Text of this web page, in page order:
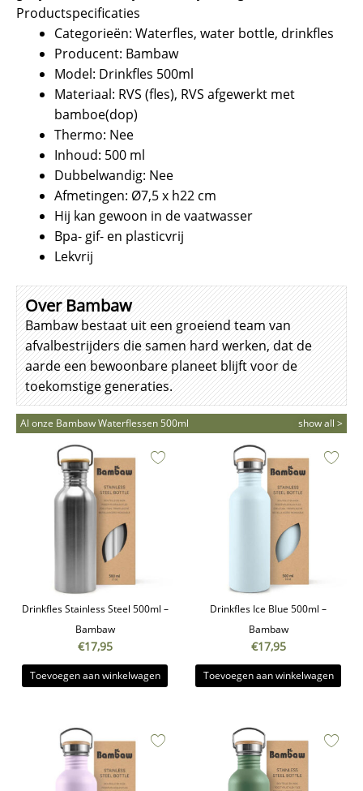
Productspecificaties
Categorieën: Waterfles, water bottle, drinkfles
Producent: Bambaw
Model: Drinkfles 500ml
Materiaal: RVS (fles), RVS afgewerkt met
bamboe(dop)
Thermo: Nee
Inhoud: 500 ml
Dubbelwandig: Nee
Afmetingen: Ø7,5 x h22 cm
Hij kan gewoon in de vaatwasser
Bpa- gif- en plasticvrij
Lekvrij
Over Bambaw
Bambaw bestaat uit een groeiend team van
afvalbestrijders die samen hard werken, dat de
aarde een bewoonbare planeet blijft voor de
toekomstige generaties.
Al onze Bambaw Waterflessen 500ml show all >
Drinkfles Stainless Steel 500ml –
Bambaw
€17,95
Toevoegen aan winkelwagen
Drinkfles Ice Blue 500ml –
Bambaw
€17,95
Toevoegen aan winkelwagen